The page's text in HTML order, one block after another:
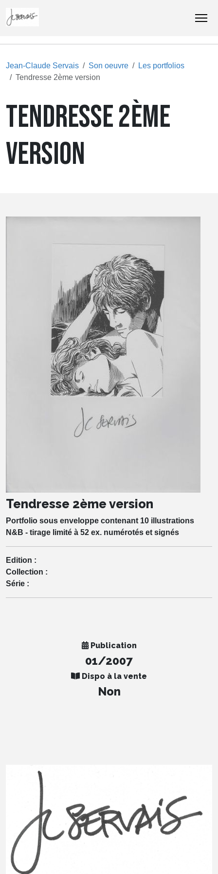
Jean-Claude Servais Son oeuvre
Les portfolios
Tendresse 2ème version
TENDRESSE 2ÈME
VERSION
Tendresse 2ème version
Portfolio sous enveloppe contenant 10 illustrations
N&B - tirage limité à 52 ex. numérotés et signés
Edition :
Collection :
Série :
Publication
01/2007
Dispo à la vente
Non